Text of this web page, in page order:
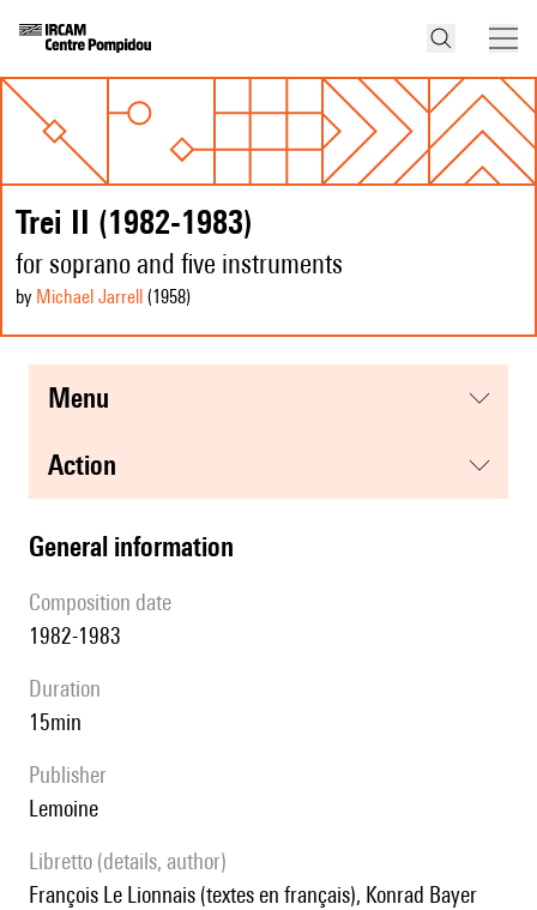
Trei II (1982-1983)
for soprano and five instruments
by Michael Jarrell (1958)
menu
action
general information
composition date
1982-1983
duration
15min
publisher
Lemoine
Libretto (details, author)
François Le Lionnais (textes en français), Konrad Bayer